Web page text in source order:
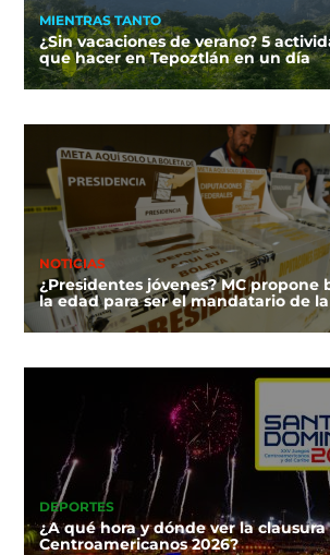
MIENTRAS TANTO
¿Sin vacaciones de verano? 5
que hacer en Tepoztlán en un día
NOTICIAS
¿Presidentes jóvenes? MC propone
la edad para ser el mandatario de
DEPORTES
¿A qué hora y dónde ver la
Centroamericanos 2026?